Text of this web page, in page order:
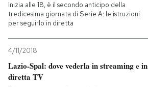
Inizia alle 18, è il secondo anticipo della
tredicesima giornata di Serie A: le istruzioni
per seguirlo in diretta
4/11/2018
Lazio-Spal: dove vederla in streaming e in
diretta TV